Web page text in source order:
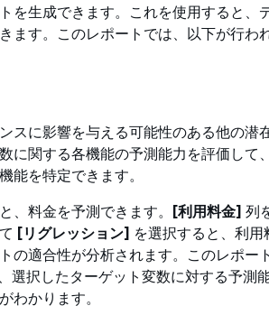
を生成できます。これを使用すると、
ます。このレポートでは、以下が行わ
スに影響を与える可能性のある他の潜
に関する各機能の予測能力を評価して
能を特定できます。
、料金を予測できます。 [利用料金] 列
[リグレッション] を選択すると、利用
の適合性が分析されます。このレポート
選択したターゲット変数に対する予測
わかります。